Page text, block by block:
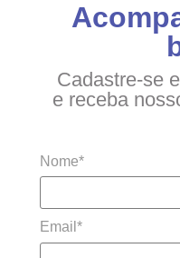
Cadastre-se
e receba
Nome*
Email*